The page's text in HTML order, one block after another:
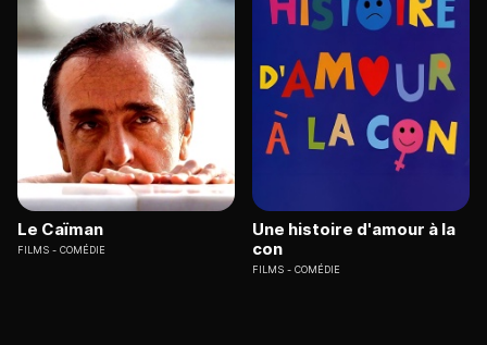
Le Caïman
FILMS COMÉDIE
Une histoire d'amour à la
con
FILMS COMÉDIE